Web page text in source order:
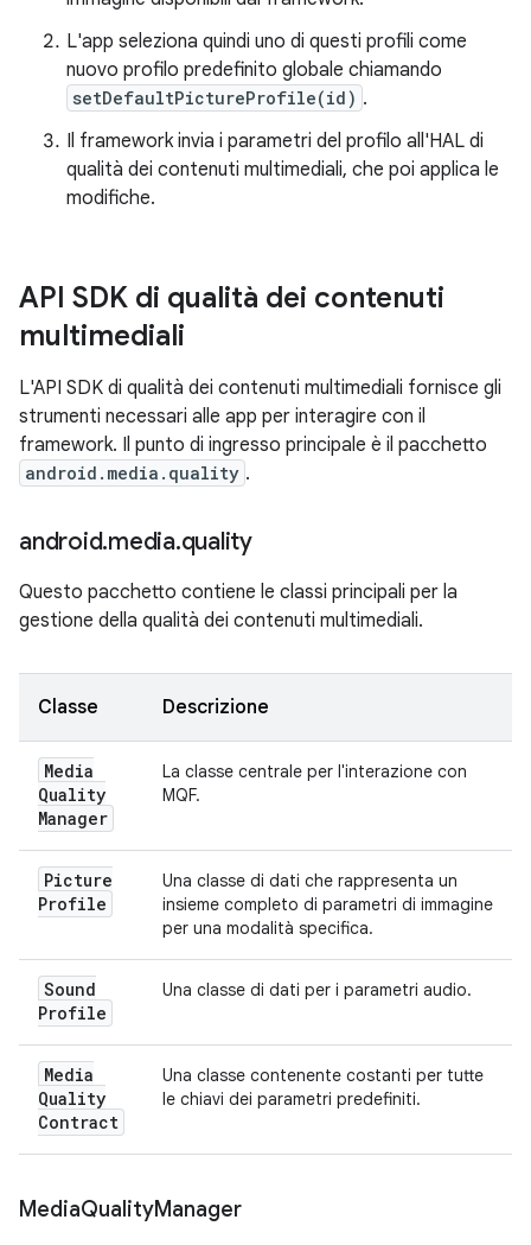
L'app seleziona quindi uno di questi profili come
nuovo profilo predefinito globale chiamando
setDefaultPictureProfile(id) .
Il framework invia i parametri del profilo all'HAL di
qualità dei contenuti multimediali, che poi applica le
modifiche.
API SDK di qualità dei contenuti
multimediali
L'API SDK di qualità dei contenuti multimediali fornisce gli
strumenti necessari alle app per interagire con il
framework. Il punto di ingresso principale è il pacchetto
android.media.quality .
android.media.quality
Questo pacchetto contiene le classi principali per la
gestione della qualità dei contenuti multimediali.
Classe Descrizione
Media
Quality
Manager
La classe centrale per l'interazione con
MQF.
Picture
Profile
Una classe di dati che rappresenta un
insieme completo di parametri di immagine
per una modalità specifica.
Sound
Profile
Una classe di dati per i parametri audio.
Media
Quality
Contract
Una classe contenente costanti per tutte
le chiavi dei parametri predefiniti.
MediaQualityManager